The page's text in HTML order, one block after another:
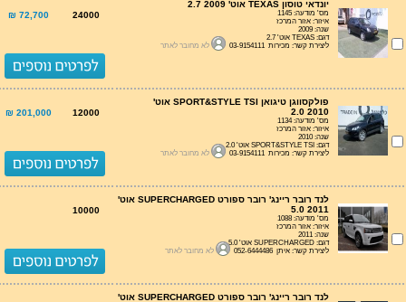
יונדאי טוסון TEXAS אוט' 2.7 2009
מס' מודעה: 1145
איזור: אזור המרכז
שנה: 2009
דגם: TEXAS אוט' 2.7
ליצירת קשר: מכירות 03-9154111
לא מחובר לאתר
24000
72,700 ₪
פולקסווגן טיגואן SPORT&STYLE TSI אוט'
2.0 2010
מס' מודעה: 1134
איזור: אזור המרכז
שנה: 2010
דגם: SPORT&STYLE TSI אוט' 2.0
ליצירת קשר: מכירות 03-9154111
לא מחובר לאתר
12000
201,000 ₪
לנד רובר ריינג' רובר ספורט SUPERCHARGED אוט'
5.0 2011
מס' מודעה: 1088
איזור: אזור המרכז
שנה: 2011
דגם: SUPERCHARGED אוט' 5.0
ליצירת קשר: איתן 052-6444486
לא מחובר לאתר
10000
לנד רובר ריינג' רובר ספורט SUPERCHARGED אוט'